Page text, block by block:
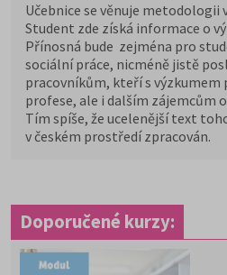
Učebnice se věnuje metodologii
Student zde získá informace o
Přínosná bude zejména pro
sociální práce, nicméně jistě
pracovníkům, kteří s výzkumem
profese, ale i dalším zájemcům
Tím spíše, že ucelenější text
v českém prostředí zpracován.
Doporučené kurzy: